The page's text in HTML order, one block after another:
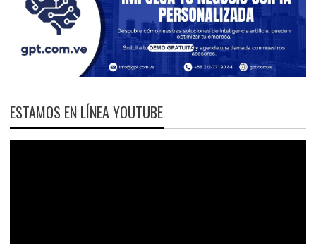
ESTAMOS EN LÍNEA YOUTUBE